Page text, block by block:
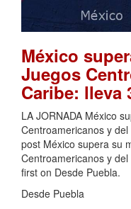
México
Juegos
Caribe: lleva
LA JORNADA México
Centroamericanos y
post México supera su
Centroamericanos y
first on Desde Puebla.
Desde Puebla